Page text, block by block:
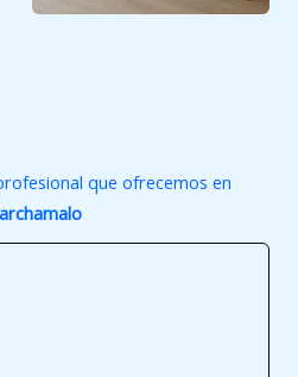
que ofrecemos en